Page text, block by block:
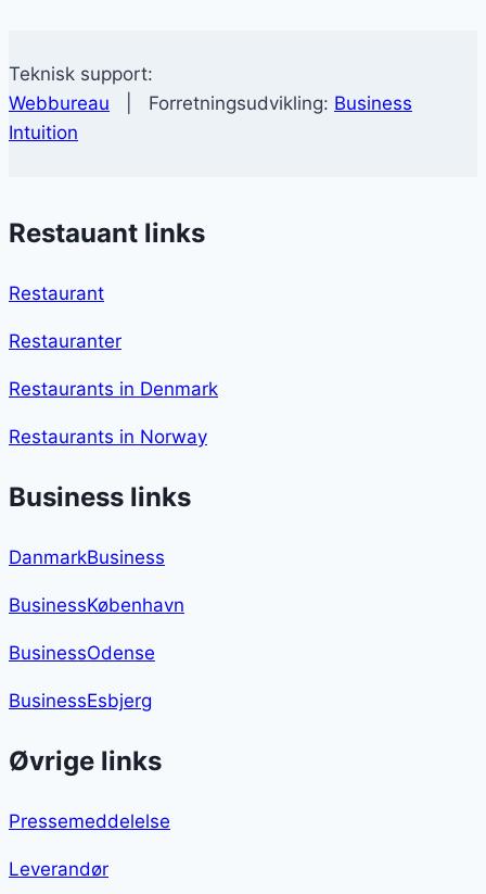
Teknisk support:
Webbureau | Forretningsudvikling: Business
Intuition
Restauant links
Restaurant
Restauranter
Restaurants in Denmark
Restaurants in Norway
Business links
DanmarkBusiness
BusinessKøbenhavn
BusinessOdense
BusinessEsbjerg
Øvrige links
Pressemeddelelse
Leverandør